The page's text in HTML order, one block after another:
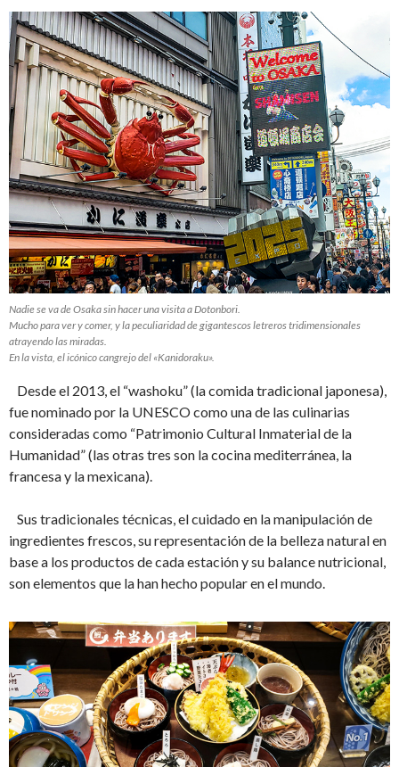
Nadie se va de Osaka sin hacer una visita a Dotonbori.
Mucho para ver y comer, y la peculiaridad de gigantescos letreros tridimensionales
atrayendo las miradas.
En la vista, el icónico cangrejo del «Kanidoraku».
Desde el 2013, el “washoku” (la comida tradicional japonesa),
fue nominado por la UNESCO como una de las culinarias
consideradas como “Patrimonio Cultural Inmaterial de la
Humanidad” (las otras tres son la cocina mediterránea, la
francesa y la mexicana).
Sus tradicionales técnicas, el cuidado en la manipulación de
ingredientes frescos, su representación de la belleza natural en
base a los productos de cada estación y su balance nutricional,
son elementos que la han hecho popular en el mundo.